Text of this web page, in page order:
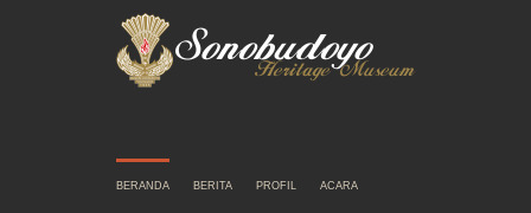
BERANDA BERITA PROFIL ACARA